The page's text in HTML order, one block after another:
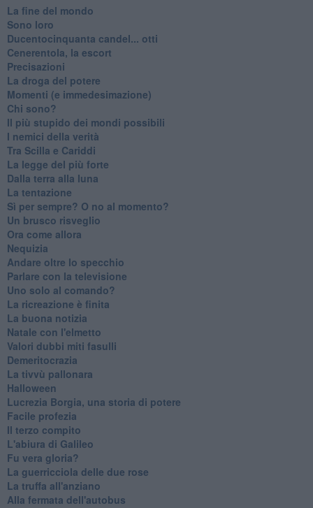
La fine del mondo
Sono loro
Ducentocinquanta candel... otti
Cenerentola, la escort
Precisazioni
La droga del potere
Momenti (e immedesimazione)
Chi sono?
Il più stupido dei mondi possibili
I nemici della verità
Tra Scilla e Cariddi
La legge del più forte
Dalla terra alla luna
La tentazione
​Sì per sempre? O no al momento?
Un brusco risveglio
Ora come allora
Nequizia
Andare oltre lo specchio
Parlare con la televisione
Uno solo al comando?
La ricreazione è finita
La buona notizia
Natale con l'elmetto
Valori dubbi miti fasulli
Demeritocrazia
La tivvù pallonara
Halloween
​Lucrezia Borgia, una storia di potere
Facile profezia
Il terzo compito
L'abiura di Galileo
Fu vera gloria?
La guerricciola delle due rose
La truffa all'anziano
Alla fermata dell'autobus